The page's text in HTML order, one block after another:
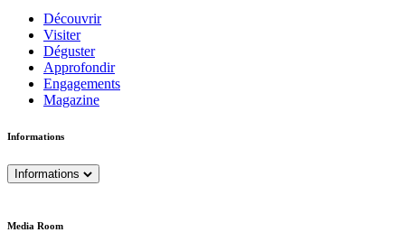
Découvrir
Visiter
Déguster
Approfondir
Engagements
Magazine
Informations
Informations
Media Room